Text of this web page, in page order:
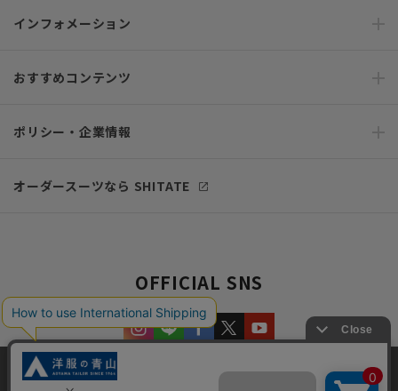
インフォメーション
おすすめコンテンツ
ポリシー・企業情報
オーダースーツなら SHITATE
OFFICIAL SNS